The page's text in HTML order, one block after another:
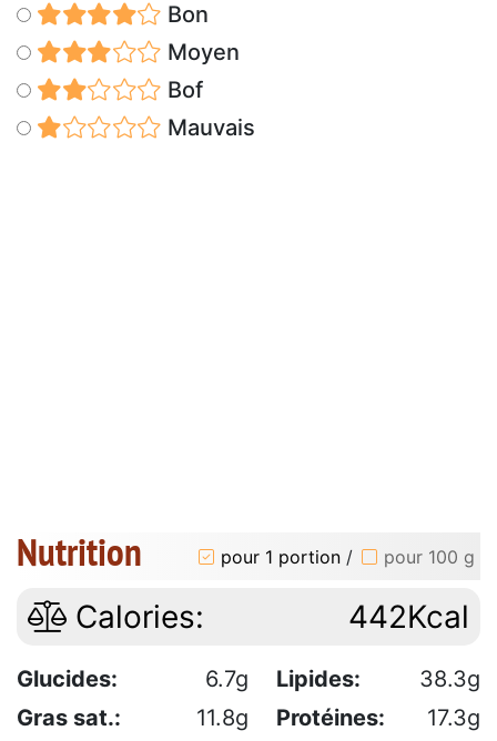
Bon
Moyen
Bof
Mauvais
Nutrition pour 1 portion / pour 100 g
Calories: 442Kcal
Glucides: 6.7g Lipides:
38.3g
Gras sat.:
11.8g Protéines:
17.3g